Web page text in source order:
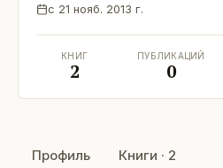
с 21 нояб. 2013 г.
КНИГ
2
ПУБЛИКАЦИЙ
0
Профиль Книги · 2